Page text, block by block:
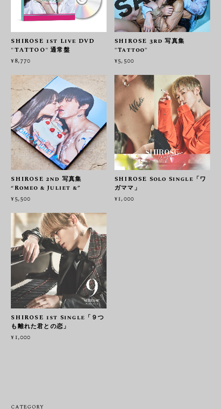
SHIROSE 1st Live DVD
"TATTOO" 通常盤
¥8,770
SHIROSE 3rd 写真集
"Tattoo"
¥5,500
SHIROSE 2nd 写真集
“Romeo & Juliet &”
¥5,500
SHIROSE Solo Single「ワ
ガママ」
¥1,000
SHIROSE 1st Single「９つ
も離れた君との恋」
¥1,000
CATEGORY